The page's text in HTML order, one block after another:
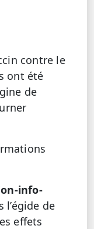
contre le
ont été
de
info-
l’égide de
effets